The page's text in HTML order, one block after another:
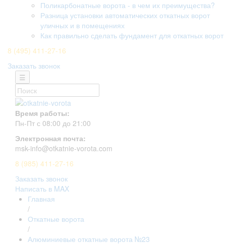
Поликарбонатные ворота - в чем их преимущества?
Разница установки автоматических откатных ворот
уличных и в помещениях
Как правильно сделать фундамент для откатных ворот
8 (495) 411-27-16
Заказать звонок
☰
Время работы:
Пн-Пт с 08:00 до 21:00
Электронная почта:
msk-info@otkatnie-vorota.com
8 (985) 411-27-16
Заказать звонок
Написать в MAX
Главная
/
Откатные ворота
/
Алюминиевые откатные ворота №23